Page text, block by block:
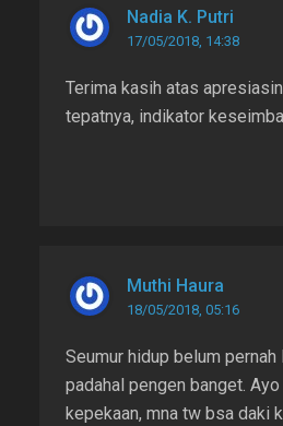
Nadia K. Putri
17/05/2018, 14:38
Terima kasih atas
tepatnya, indikator
Muthi Haura
18/05/2018, 05:16
Seumur hidup belum
padahal pengen banget.
kepekaan, mna tw bsa daki